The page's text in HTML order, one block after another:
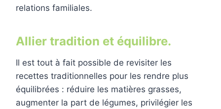
relations familiales.
Allier tradition et équilibre.
Il est tout à fait possible de revisiter les
recettes traditionnelles pour les rendre plus
équilibrées : réduire les matières grasses,
augmenter la part de légumes, privilégier les